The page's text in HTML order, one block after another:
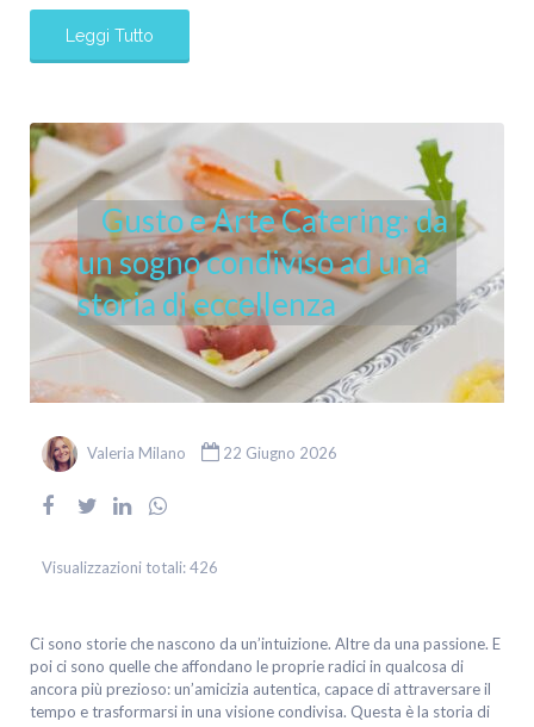
Leggi Tutto
Gusto e Arte Catering: da
un sogno condiviso ad una
storia di eccellenza
Valeria Milano 22 Giugno 2026
Visualizzazioni totali:426
Ci sono storie che nascono da un’intuizione. Altre da una passione. E
poi ci sono quelle che affondano le proprie radici in qualcosa di
ancora più prezioso: un’amicizia autentica, capace di attraversare il
tempo e trasformarsi in una visione condivisa. Questa è la storia di